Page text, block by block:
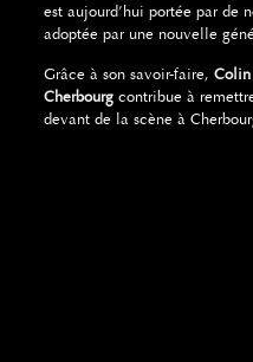
est aujourd’hui portée par de
adoptée par une nouvelle
Grâce à son savoir-faire, Colin
Cherbourgcontribue à
devant de la scène à